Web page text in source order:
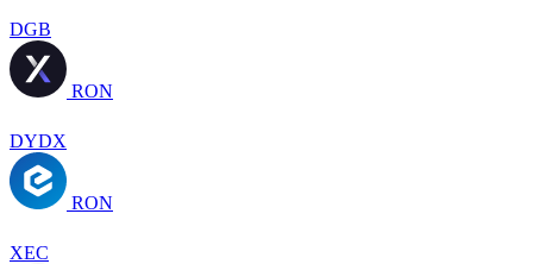
DGB
RON
DYDX
RON
XEC